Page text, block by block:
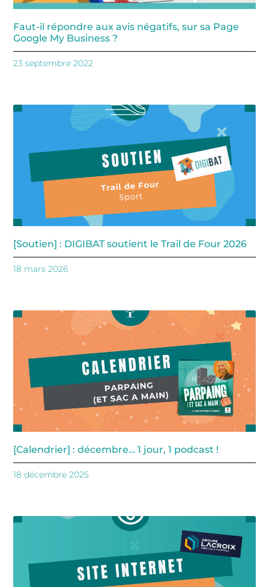
Faut-il répondre aux avis négatifs, sur sa Page
Google My Business ?
23 septembre 2022
[Soutien] : DIGIBAT soutient le Trail de Four 2026
18 mars 2026
[Calendrier] : décembre… 1 jour, 1 podcast !
18 décembre 2025